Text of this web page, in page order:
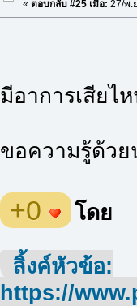
«ตอบกลับ #25 เมื่อ: 27/พ.
มีอาการเสียไ
ขอความรู้ด้วย
+0 โดย
ลิ้งค์หัวข้อ:
https://